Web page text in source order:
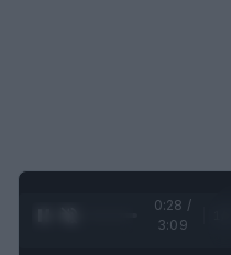
0:29 /
3:09